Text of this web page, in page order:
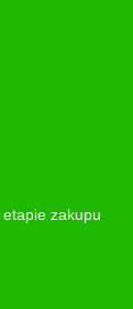
zakupu